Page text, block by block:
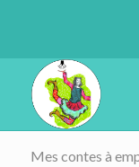
Mes contes à